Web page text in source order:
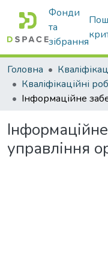
Фонди
та
зібрання
Головна
управління